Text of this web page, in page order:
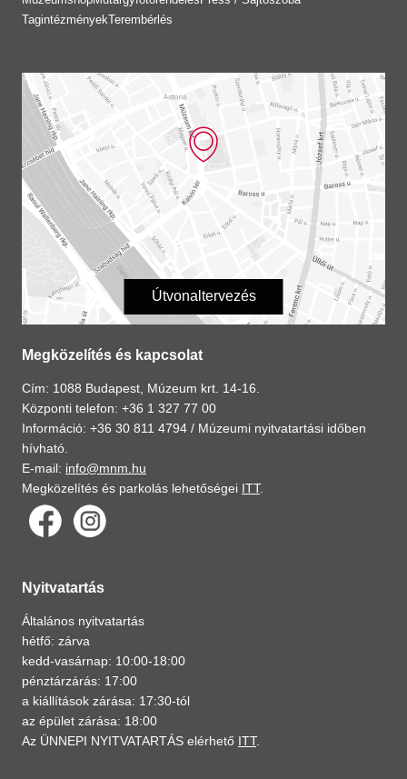
TagintézményekTerembérlés
Útvonaltervezés
Megközelítés és kapcsolat
Cím: 1088 Budapest, Múzeum krt. 14-16.
Központi telefon: +36 1 327 77 00
Információ: +36 30 811 4794 / Múzeumi nyitvatartási időben
hívható.
E-mail: info@mnm.hu
Megközelítés és parkolás lehetőségei ITT.
Nyitvatartás
Általános nyitvatartás
hétfő: zárva
kedd-vasárnap: 10:00-18:00
pénztárzárás: 17:00
a kiállítások zárása: 17:30-tól
az épület zárása: 18:00
Az ÜNNEPI NYITVATARTÁS elérhető ITT.